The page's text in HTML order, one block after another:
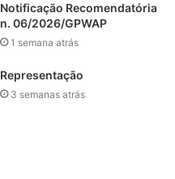
Notificação Recomendatória
n. 06/2026/GPWAP
1 semana atrás
Representação
3 semanas atrás